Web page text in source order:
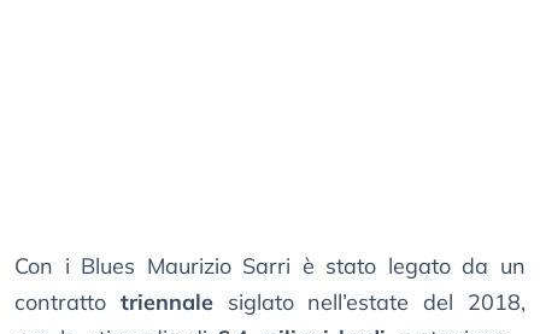
Con i Blues Maurizio Sarri è stato legato da un
contratto triennalesiglato nell’estate del 2018,